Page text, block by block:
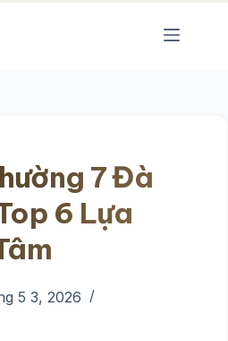
7 Đà
6 Lựa
5 3, 2026